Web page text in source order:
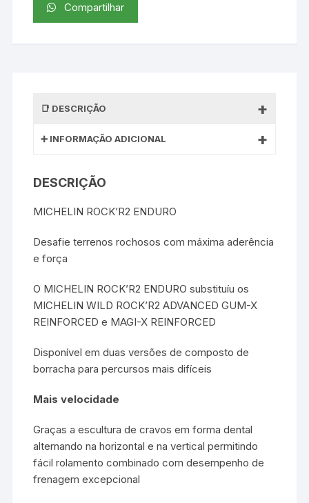
Compartilhar
DESCRIÇÃO
INFORMAÇÃO ADICIONAL
DESCRIÇÃO
MICHELIN ROCK’R2 ENDURO
Desafie terrenos rochosos com máxima aderência
e força
O MICHELIN ROCK’R2 ENDURO substituíu os
MICHELIN WILD ROCK’R2 ADVANCED GUM-X
REINFORCED e MAGI-X REINFORCED
Disponível em duas versões de composto de
borracha para percursos mais difíceis
Mais velocidade
Graças a escultura de cravos em forma dental
alternando na horizontal e na vertical permitindo
fácil rolamento combinado com desempenho de
frenagem excepcional